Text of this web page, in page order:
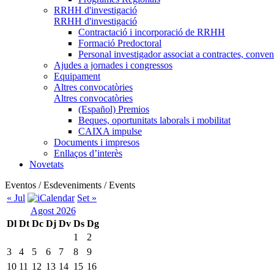
RRHH d'investigació
RRHH d'investigació
Contractació i incorporació de RRHH
Formació Predoctoral
Personal investigador associat a contractes,
Ajudes a jornades i congressos
Equipament
Altres convocatòries
Altres convocatòries
(Español) Premios
Beques, oportunitats laborals i mobilitat
CAIXA impulse
Documents i impresos
Enllaços d’interès
Novetats
Eventos / Esdeveniments / Events
« Jul
Set »
Agost 2026
Dl Dt Dc Dj Dv Ds Dg
1
2
3
4 5 6 7 8
9
10 11 12 13 14 15 16